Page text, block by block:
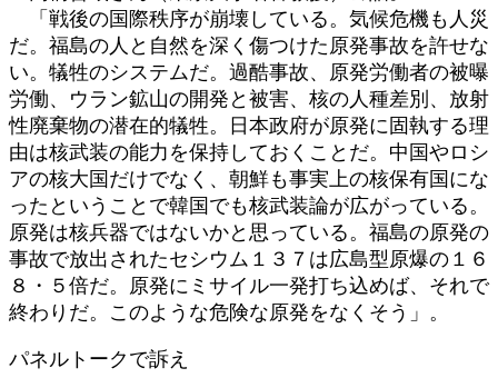
「戦後の国際秩序が崩壊している。気候危機も人災
だ。福島の人と自然を深く傷つけた原発事故を許せな
い。犠牲のシステムだ。過酷事故、原発労働者の被曝
労働、ウラン鉱山の開発と被害、核の人種差別、放射
性廃棄物の潜在的犠牲。日本政府が原発に固執する理
由は核武装の能力を保持しておくことだ。中国やロシ
アの核大国だけでなく、朝鮮も事実上の核保有国にな
ったということで韓国でも核武装論が広がっている。
原発は核兵器ではないかと思っている。福島の原発の
事故で放出されたセシウム１３７は広島型原爆の１６
８・５倍だ。原発にミサイル一発打ち込めば、それで
終わりだ。このような危険な原発をなくそう」。
パネルトークで訴え